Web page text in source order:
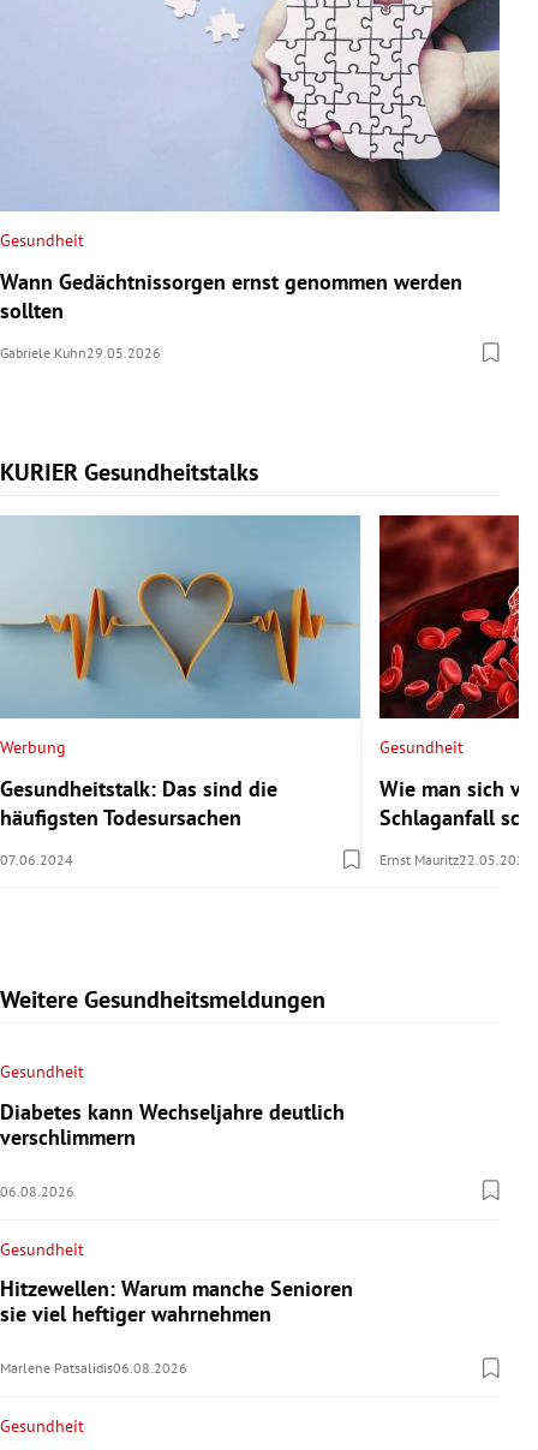
Gesundheit
Wann Gedächtnissorgen ernst genommen werden
sollten
Gabriele Kuhn29.05.2026
KURIER Gesundheitstalks
Slide 1 von 7
Werbung
Gesundheitstalk: Das sind die
häufigsten Todesursachen
07.06.2024
Gesundheit
Wie man sich
Schlaganfall
Ernst Mauritz22.05.2024
Weitere Gesundheitsmeldungen
Gesundheit
Diabetes kann Wechseljahre deutlich
verschlimmern
06.08.2026
Gesundheit
Hitzewellen: Warum manche Senioren
sie viel heftiger wahrnehmen
Marlene Patsalidis06.08.2026
Gesundheit